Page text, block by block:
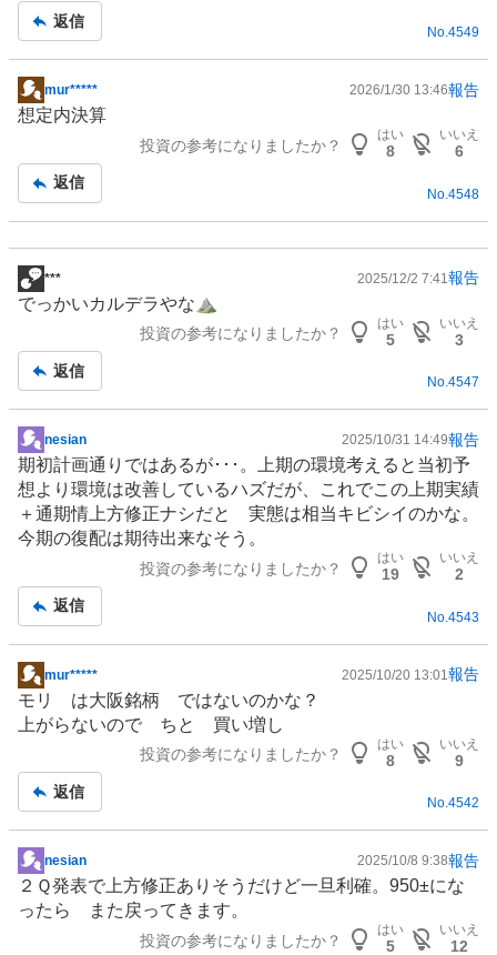
返信
No.4549
掲
示
事
mur***** 2026/1/30 13:46報告
想定内決算
投資の参考になりましたか？
はい
8
いいえ
6
返信
No. 4548
掲
示
事
*** 2025/12/2 7:41 報告
でっかいカルデラやな⛰️
投資の参考になりましたか？
はい
5
いいえ
3
返信
No.4547
掲
示
板
記
事
nesian 2025/10/31 14:49報告
期初計画通りではあるが･･･。上期の環境考えると当初予
想より環境は改善しているハズだが、これでこの上期実績
＋通期情上方修正ナシだと 実態は相当キビシイのかな。
今期の復配は期待出来なそう。
投資の参考になりましたか？
はい
19
いいえ
2
返信
No. 4543
掲
示
板
mur***** 2025/10/20 13:01 報告
モリ は大阪銘柄 ではないのかな？
上がらないので ちと 買い増し
投資の参考になりましたか？
はい
8
いいえ
9
返信
No.4542
掲
示
板
nesian 2025/10/8 9:38報告
２Ｑ発表で上方修正ありそうだけど一旦利確。950±にな
ったら また戻ってきます。
投資の参考になりましたか？
はい
5
いいえ
12